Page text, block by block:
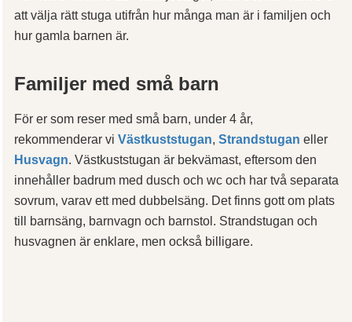
att välja rätt stuga utifrån hur många man är i familjen och
hur gamla barnen är.
Familjer med små barn
För er som reser med små barn, under 4 år,
rekommenderar vi Västkuststugan, Strandstugan eller
Husvagn. Västkuststugan är bekvämast, eftersom den
innehåller badrum med dusch och wc och har två separata
sovrum, varav ett med dubbelsäng. Det finns gott om plats
till barnsäng, barnvagn och barnstol. Strandstugan och
husvagnen är enklare, men också billigare.